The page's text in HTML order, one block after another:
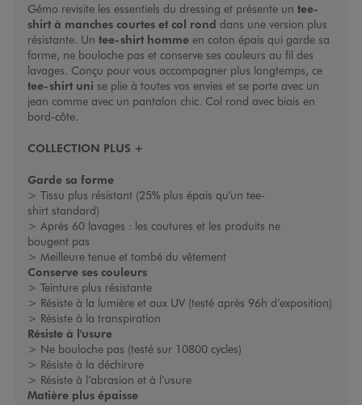
Gémo revisite les essentiels du dressing et présente un tee-
shirt à manches courtes et col rond dans une version plus
résistante. Un tee-shirt hommeen coton épais qui garde sa
forme, ne bouloche pas et conserve ses couleurs au fil des
lavages. Conçu pour vous accompagner plus longtemps, ce
tee-shirt uni se plie à toutes vos envies et se porte avec un
jean comme avec un pantalon chic. Col rond avec biais en
bord-côte.
COLLECTION PLUS +
Garde sa forme
> Tissu plus résistant (25% plus épais qu’un tee-
shirt standard)
> Après 60 lavages : les coutures et les produits ne
bougent pas
> Meilleure tenue et tombé du vêtement
Conserve ses couleurs
> Teinture plus résistante
> Résiste à la lumière et aux UV (testé après 96h d’exposition)
> Résiste à la transpiration
Résiste à l'usure
> Ne bouloche pas (testé sur 10800 cycles)
> Résiste à la déchirure
> Résiste à l’abrasion et à l’usure
Matière plus épaisse